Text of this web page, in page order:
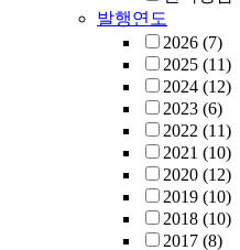
발행연도
2026 (7)
2025 (11)
2024 (12)
2023 (6)
2022 (11)
2021 (10)
2020 (12)
2019 (10)
2018 (10)
2017 (8)